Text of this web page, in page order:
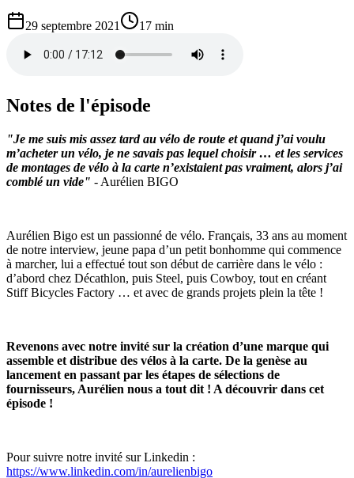
29 septembre 2021 17 min
Notes de l'épisode
"Je me suis mis assez tard au vélo de route et quand j’ai voulu
m’acheter un vélo, je ne savais pas lequel choisir … et les services
de montages de vélo à la carte n’existaient pas vraiment, alors j’ai
comblé un vide" - Aurélien BIGO
Aurélien Bigo est un passionné de vélo. Français, 33 ans au moment
de notre interview, jeune papa d’un petit bonhomme qui commence
à marcher, lui a effectué tout son début de carrière dans le vélo :
d’abord chez Décathlon, puis Steel, puis Cowboy, tout en créant
Stiff Bicycles Factory … et avec de grands projets plein la tête !
Revenons avec notre invité sur la création d’une marque qui
assemble et distribue des vélos à la carte. De la genèse au
lancement en passant par les étapes de sélections de
fournisseurs, Aurélien nous a tout dit ! A découvrir dans cet
épisode !
Pour suivre notre invité sur Linkedin :
https://www.linkedin.com/in/aurelienbigo